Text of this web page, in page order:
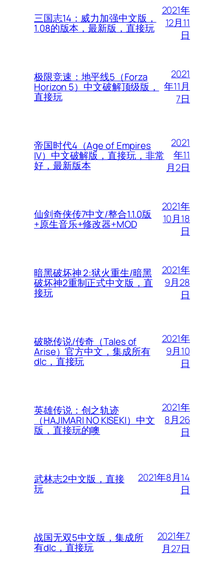
三国志14：威力加强中文版，
1.08的版本，最新版，直接玩
2021年
12月11
日
极限竞速：地平线5（Forza
Horizon 5）中文破解顶级版，
直接玩
2021
年11月
7日
帝国时代4（Age of Empires
IV）中文破解版，直接玩，非常
好，最新版本
2021
年11
月2日
仙剑奇侠传7中文/整合1.1.0版
+原生音乐+修改器+MOD
2021年
10月18
日
暗黑破坏神 2:狱火重生/暗黑
破坏神2重制正式中文版，直
接玩
2021年
9月28
日
破晓传说/传奇（Tales of
Arise）官方中文，集成所有
dlc，直接玩
2021年
9月10
日
英雄传说：创之轨迹
（HAJIMARI NO KISEKI）中文
版，直接玩的噢
2021年
8月26
日
武林志2中文版，直接
玩
2021年8月14
日
战国无双5中文版，集成所
有dlc，直接玩
2021年7
月27日